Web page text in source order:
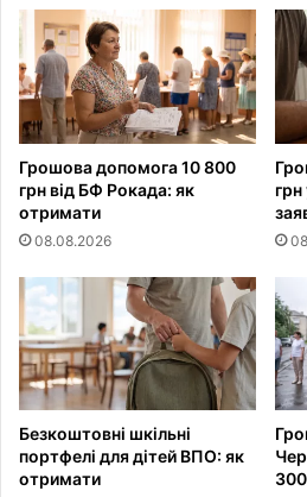
Грошова допомога 10 800
грн від БФ Рокада: як
отримати
08.08.2026
Безкоштовні шкільні
портфелі для дітей ВПО: як
отримати